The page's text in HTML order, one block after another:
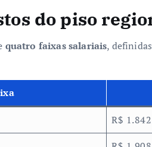
do piso
quatro faixas salariais,
R$ 1.842